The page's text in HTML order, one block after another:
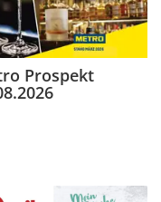
Prospekt